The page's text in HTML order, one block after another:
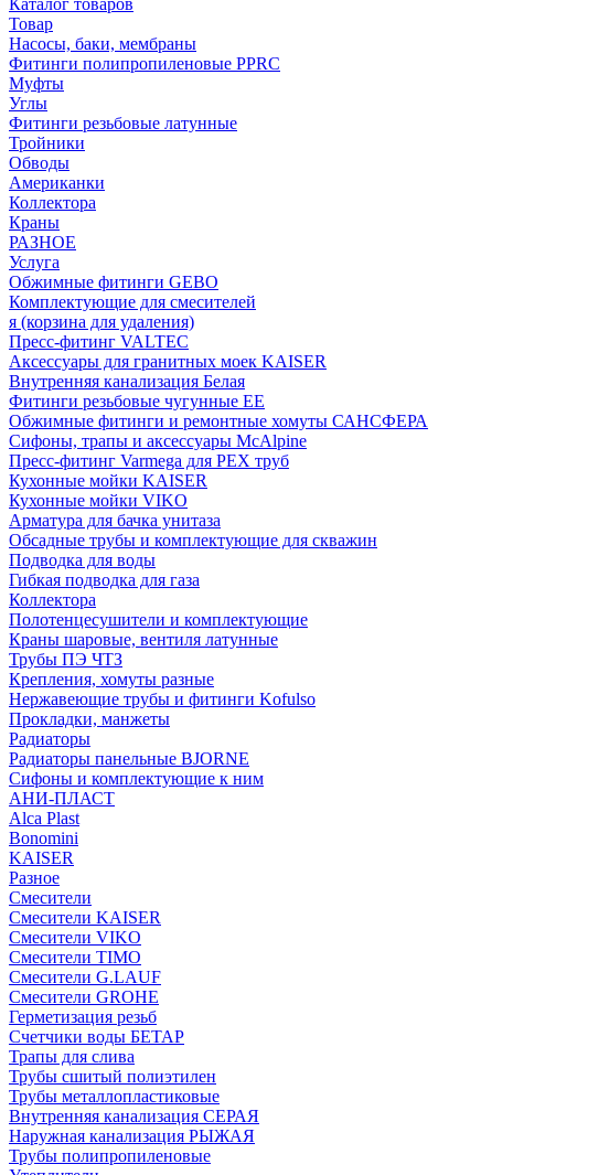
Каталог товаров
Товар
Насосы, баки, мембраны
Фитинги полипропиленовые PPRC
Муфты
Углы
Фитинги резьбовые латунные
Тройники
Обводы
Американки
Коллектора
Краны
РАЗНОЕ
Услуга
Обжимные фитинги GEBO
Комплектующие для смесителей
я (корзина для удаления)
Пресс-фитинг VALTEC
Аксессуары для гранитных моек KAISER
Внутренняя канализация Белая
Фитинги резьбовые чугунные EE
Обжимные фитинги и ремонтные хомуты САНСФЕРА
Сифоны, трапы и аксессуары McAlpine
Пресс-фитинг Varmega для PEX труб
Кухонные мойки KAISER
Кухонные мойки VIKO
Арматура для бачка унитаза
Обсадные трубы и комплектующие для скважин
Подводка для воды
Гибкая подводка для газа
Коллектора
Полотенцесушители и комплектующие
Краны шаровые, вентиля латунные
Трубы ПЭ ЧТЗ
Крепления, хомуты разные
Нержавеющие трубы и фитинги Kofulso
Прокладки, манжеты
Радиаторы
Радиаторы панельные BJORNE
Сифоны и комплектующие к ним
АНИ-ПЛАСТ
Alca Plast
Bonomini
KAISER
Разное
Смесители
Смесители KAISER
Смесители VIKO
Смесители TIMO
Смесители G.LAUF
Смесители GROHE
Герметизация резьб
Счетчики воды БЕТАР
Трапы для слива
Трубы сшитый полиэтилен
Трубы металлопластиковые
Внутренняя канализация СЕРАЯ
Наружная канализация РЫЖАЯ
Трубы полипропиленовые